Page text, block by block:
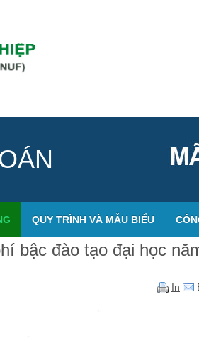
QUY TRÌNH VÀ MẪU BIỂU
bậc đào tạo đại học
In